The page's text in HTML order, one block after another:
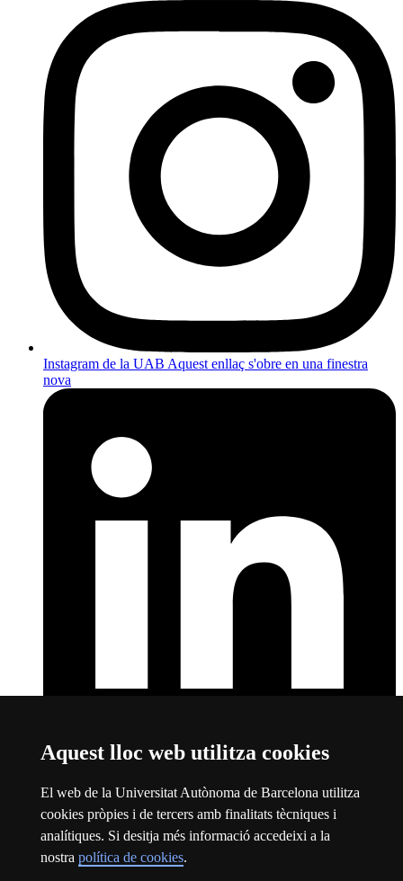
Aquest lloc web utilitza cookies
El web de la Universitat Autònoma de Barcelona utilitza
cookies pròpies i de tercers amb finalitats tècniques i
analítiques. Si desitja més informació accedeixi a la
nostra política de cookies.
Instagram de la UAB Aquest enllaç s'obre en una finestra
nova
LinkedIn de la UABAquest enllaç s'obre en una finestra nova
Sobre el web
Universitat Autònoma de Barcelona
Avís legalAquest enllaç s'obre en una finestra nova
Protecció de dadesAquest enllaç s'obre en una finestra nova